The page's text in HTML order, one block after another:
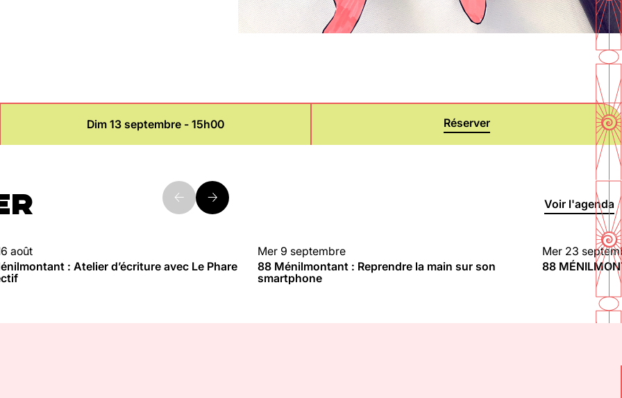
Dim 13 septembre - 15h00 Réserver
Voir l'agenda
août
: Atelier d’écriture avec Le Phare
ATELIER
Mer 9 septembre
88 Ménilmontant : Reprendre la main sur son
smartphone
ATELIER
Mer 23
88